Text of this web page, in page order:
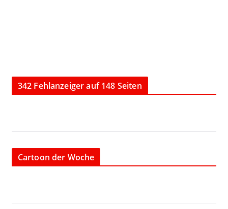
342 Fehlanzeiger auf 148 Seiten
Cartoon der Woche